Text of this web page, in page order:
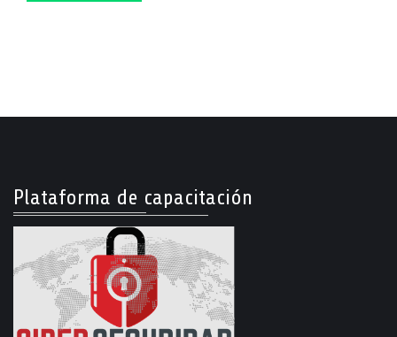
Plataforma de capacitación